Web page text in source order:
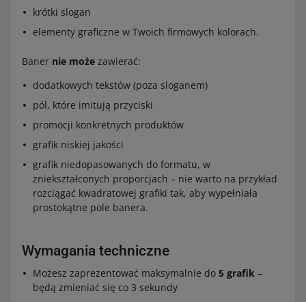
krótki slogan
elementy graficzne w Twoich firmowych kolorach.
Baner nie może zawierać:
dodatkowych tekstów (poza sloganem)
pól, które imitują przyciski
promocji konkretnych produktów
grafik niskiej jakości
grafik niedopasowanych do formatu, w
zniekształconych proporcjach – nie warto na przykład
rozciągać kwadratowej grafiki tak, aby wypełniała
prostokątne pole banera.
Wymagania techniczne
Możesz zaprezentować maksymalnie do 5 grafik –
będą zmieniać się co 3 sekundy